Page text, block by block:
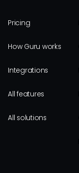
Pricing
How Guru works
Integrations
All features
All solutions